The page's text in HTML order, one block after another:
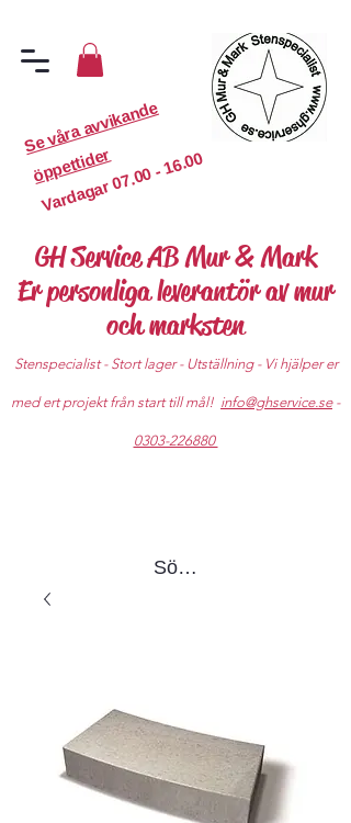
S
e
v
år
a
a
v
vi
k
a
n
d
e
ö
p
p
etti
d
er
Vardagar
07.00 - 16.00
GH Service AB Mur & Mark
Er personliga leverantör av mur
och marksten
Stenspecialist - Stort lager - Utställning - Vi hjälper er
med ert projekt från start till mål! info@ghservice.se-
0303-226880
Sök produkter